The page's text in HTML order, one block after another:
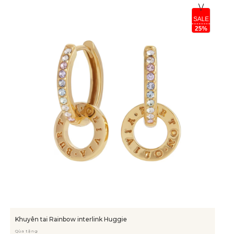
SALE
25%
Khuyên tai Rainbow interlink Huggie
Qùa tặng